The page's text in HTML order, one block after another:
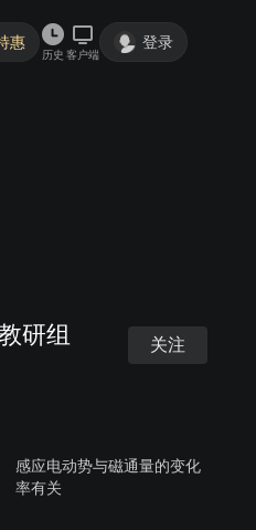
惠
历史 客户端
登录
研组 关注
感应电动势与磁通量的变化
率有关